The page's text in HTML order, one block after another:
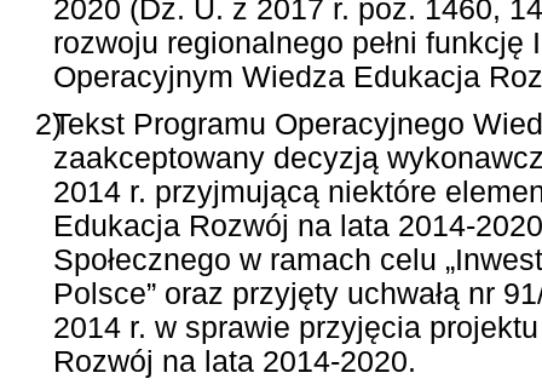
2020 (Dz. U. z 2017 r. poz. 1460,
rozwoju regionalnego pełni
Operacyjnym Wiedza Edukacja
2)Tekst Programu Operacyjnego
zaakceptowany decyzją
2014 r. przyjmującą niektóre
Edukacja Rozwój na lata 2014-
Społecznego w ramach celu
Polsce” oraz przyjęty uchwałą nr
2014 r. w sprawie przyjęcia
Rozwój na lata 2014-2020.